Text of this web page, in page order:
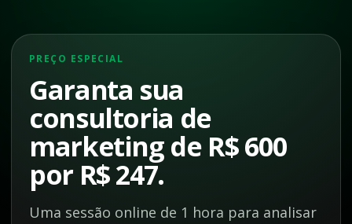
PREÇO ESPECIAL
Garanta sua
consultoria de
marketing de R$ 600
por R$ 247.
Uma sessão online de 1 hora para analisar